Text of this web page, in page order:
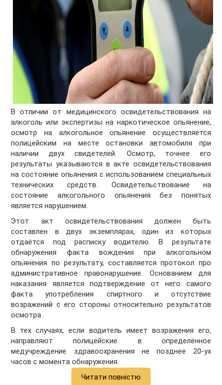
В отличии от медицинского освидетельствования на
алкоголь или экспертизы на наркотическое опьянение,
осмотр на алкогольное опьянение осуществляется
полицейским на месте остановки автомобиля при
наличии двух свидетелей. Осмотр, точнее его
результаты указываются в акте освидетельствования
на состояние опьянения с использованием специальных
технических средств. Освидетельствование на
состояние алкогольного опьянения без понятых
является нарушением.
Этот акт освидетельствования должен быть
составлен в двух экземплярах, один из которых
отдаётся под расписку водителю. В результате
обнаружения факта вождения при алкогольном
опьянения по результату, составляется протокол про
административное правонарушение. Основанием для
наказания является подтверждение от него самого
факта употребления спиртного и отсутствие
возражений с его стороны относительно результатов
осмотра.
В тех случаях, если водитель имеет возражения его,
направляют полицейские в определённое
медучреждение здравоохранения не позднее 20-ух
часов с момента обнаружения.
Читати повністю